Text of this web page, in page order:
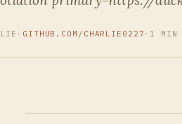
· GITHUB.COM/CHARLIE0227 · 1 MIN